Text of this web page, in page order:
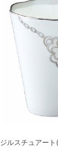
ジルスチュアー